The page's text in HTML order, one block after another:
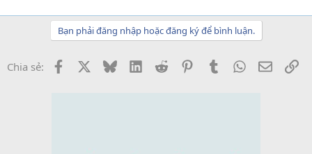
Bạn phải đăng nhập hoặc đăng ký để bình luận.
Chia sẻ: Facebook BlueskyLinkedInReddit PinterestTumblrWhatsApp
Email